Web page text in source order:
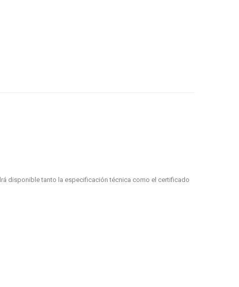
disponible tanto la especificación técnica como el certificado